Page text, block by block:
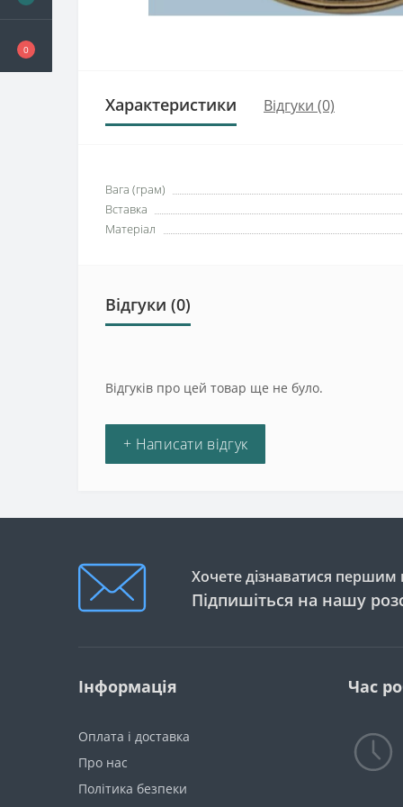
0
Характеристики Відгуки (0)
Вага (грам)
Вставка
Матеріал
Відгуки (0)
Відгуків про цей товар ще не було.
+ Написати відгук
Хочете дізнаватися першим
Підпишіться на нашу
Інформація
Оплата і доставка
Про нас
Політика безпеки
Час